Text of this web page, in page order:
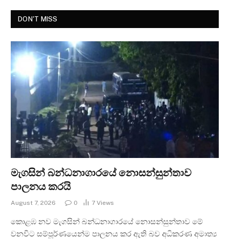
DON'T MISS
මැගසින් බන්ධනාගාරයේ නොසන්සුන්තාව
පාලනය කරයි
August 7, 2026 0 7 Views
කොළඹ නව මැගසින් බන්ධනාගාරයේ නොසන්සුන්තාව මේ
වනවිට සම්පූර්ණයෙන්ම පාලනය කර ඇති බව අධිකරණ අමාත්‍ය